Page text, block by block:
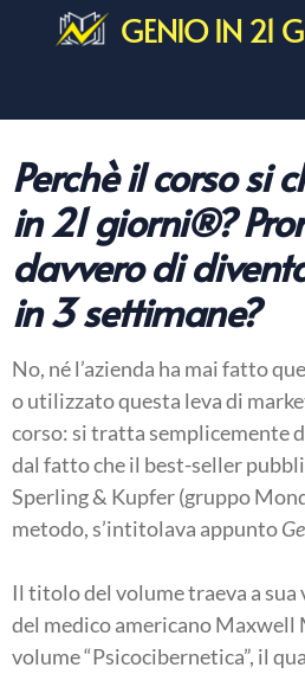
GENIO IN 21
Perchè il corso si
in 21 giorni®?
davvero di
in 3 settimane?
No, né l’azienda ha mai fatto
o utilizzato questa leva di
corso: si tratta semplicemente
dal fatto che il best-seller
Sperling & Kupfer (gruppo
metodo, s’intitolava appunto
Il titolo del volume traeva a
del medico americano Maxwell
volume “Psicocibernetica”, il